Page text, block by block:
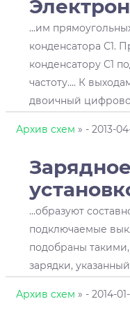
...им
конденсатора С1.
конденсатору С1
частоту.... К
двоичный
Архив схем » - 2013-
...образуют
подключаемые
подобраны
зарядки, указанный
Архив схем » - 2014-